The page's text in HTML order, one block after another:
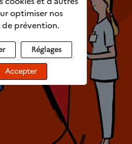
optimiser nos
de prévention.
Réglages
Accepter